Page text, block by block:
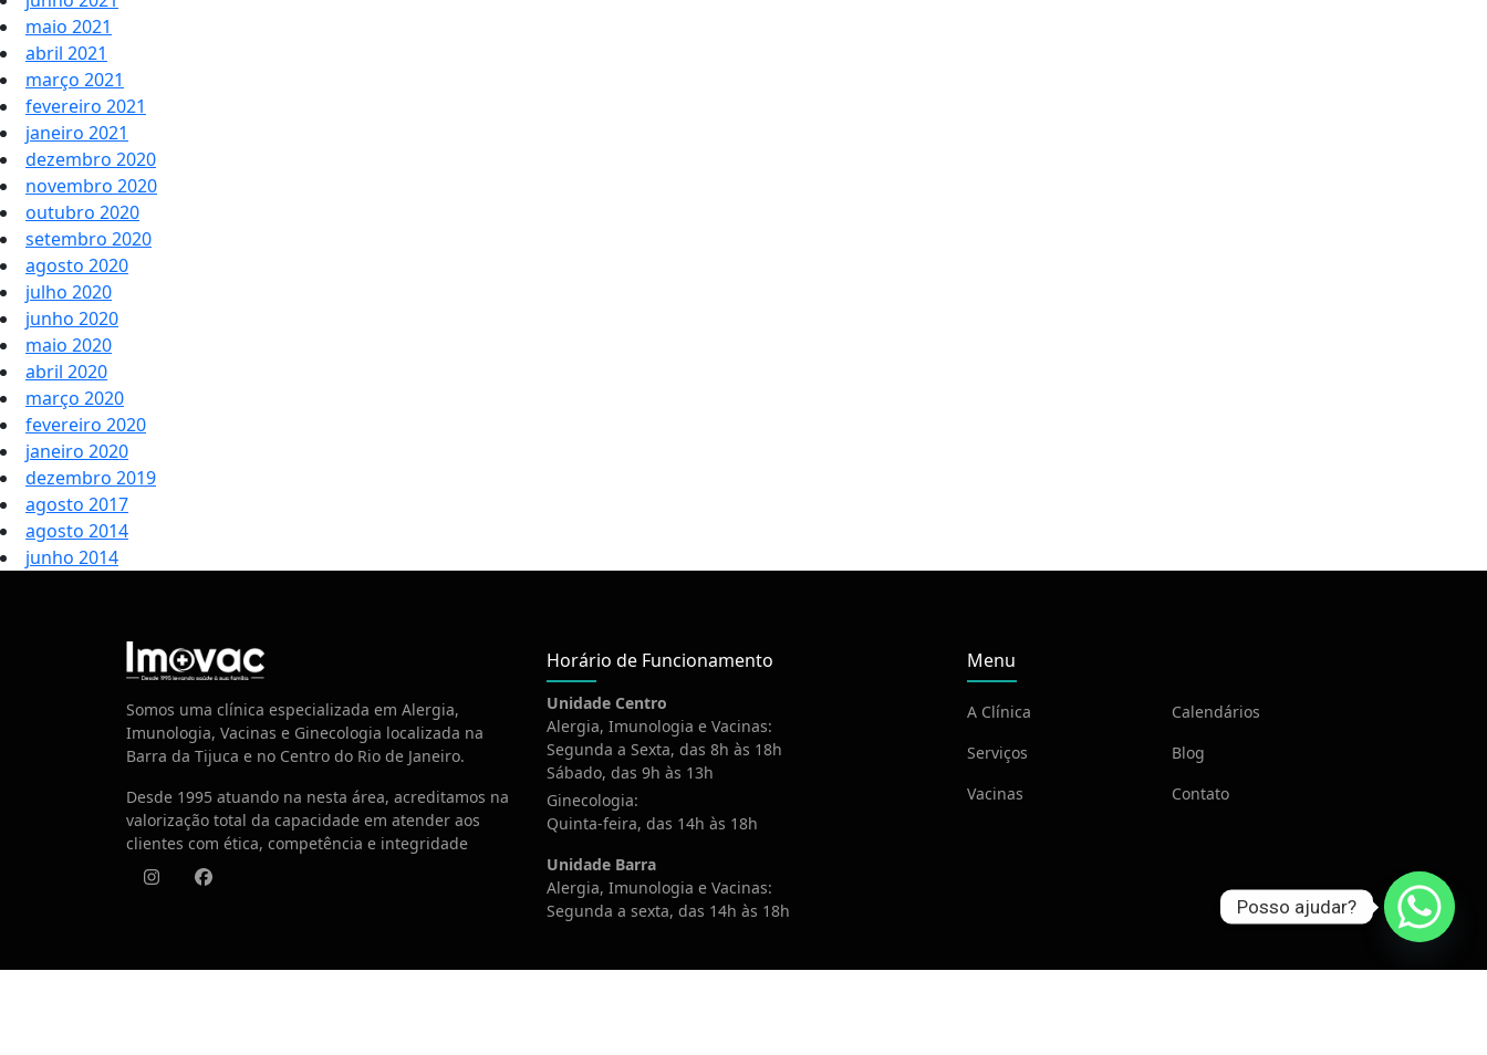
maio 2021
abril 2021
março 2021
fevereiro 2021
janeiro 2021
dezembro 2020
novembro 2020
outubro 2020
setembro 2020
agosto 2020
julho 2020
junho 2020
maio 2020
abril 2020
março 2020
fevereiro 2020
janeiro 2020
dezembro 2019
agosto 2017
agosto 2014
junho 2014
Centro de Vacinação
Somos uma clínica especializada em Alergia,
Imunologia, Vacinas e Ginecologia localizada na
Barra da Tijuca e no Centro do Rio de Janeiro.
Desde 1995 atuando na nesta área, acreditamos na
valorização total da capacidade em atender aos
clientes com ética, competência e integridade
InstagramFacebook
Horário de Funcionamento
Unidade Centro
Alergia, Imunologia e Vacinas:
Segunda a Sexta, das 8h às 18h
Sábado, das 9h às 13h
Ginecologia:
Quinta-feira, das 14h às 18h
Unidade Barra
Alergia, Imunologia e Vacinas:
Segunda a sexta, das 14h às 18h
Menu
A Clínica
Serviços
Vacinas
Calendários
Blog
Contato
Posso ajudar?